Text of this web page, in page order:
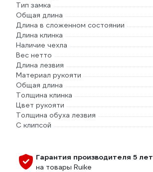
Тип замка
Общая длина
Длина в сложенном состоянии
Длина клинка
Наличие чехла
Вес нетто
Длина лезвия
Материал рукояти
Общая длина
Толщина клинка
Цвет рукояти
Толщина обуха лезвия
С клипсой
Гарантия производителя 5 лет
на товары Ruike